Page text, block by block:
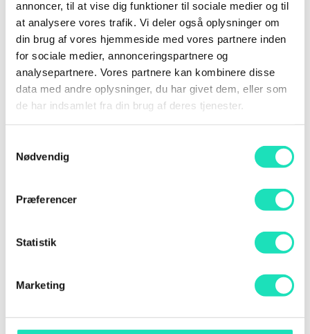
annoncer, til at vise dig funktioner til sociale medier og til
at analysere vores trafik. Vi deler også oplysninger om
din brug af vores hjemmeside med vores partnere inden
for sociale medier, annonceringspartnere og
analysepartnere. Vores partnere kan kombinere disse
data med andre oplysninger, du har givet dem, eller som
de har indsamlet fra din brug af deres tjenester.
Nødvendig
Præferencer
Statistik
Marketing
”Techcircle” og programmet SMV Digital, og
hvordan de kan hjælpe din virksomhed videre med
både kompetenceudvikling og medfinansiering.
—–
Udover deltagelse af Dan fra Erhvervshus
Midtjylland, vil du også kunne møde